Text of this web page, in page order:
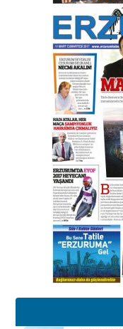
Bir
elinde?
31 Mart
A.
BİR
28 Temmuz
Ahmet
Ahmed
26 Mart
Cem
Ardında
gönül
13 Mayıs
Esat
TRT’NİN